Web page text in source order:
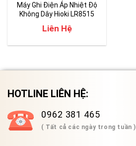
Máy Ghi Điện Áp Nhiệt Độ
Không Dây Hioki LR8515
Liên Hệ
HOTLINE LIÊN HỆ:
0962 381 465
( Tất cả các ngày trong tuần )